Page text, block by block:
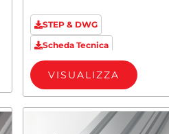
STEP & DWG
Scheda Tecnica
VISUALIZZA